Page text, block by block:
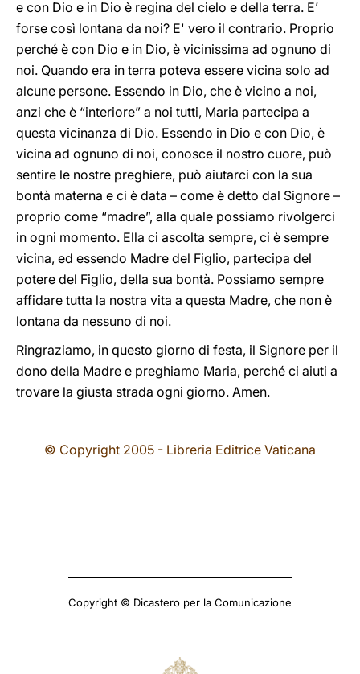
e con Dio e in Dio è regina del cielo e della terra. E’
forse così lontana da noi? E' vero il contrario. Proprio
perché è con Dio e in Dio, è vicinissima ad ognuno di
noi. Quando era in terra poteva essere vicina solo ad
alcune persone. Essendo in Dio, che è vicino a noi,
anzi che è “interiore” a noi tutti, Maria partecipa a
questa vicinanza di Dio. Essendo in Dio e con Dio, è
vicina ad ognuno di noi, conosce il nostro cuore, può
sentire le nostre preghiere, può aiutarci con la sua
bontà materna e ci è data – come è detto dal Signore –
proprio come “madre”, alla quale possiamo rivolgerci
in ogni momento. Ella ci ascolta sempre, ci è sempre
vicina, ed essendo Madre del Figlio, partecipa del
potere del Figlio, della sua bontà. Possiamo sempre
affidare tutta la nostra vita a questa Madre, che non è
lontana da nessuno di noi.
Ringraziamo, in questo giorno di festa, il Signore per il
dono della Madre e preghiamo Maria, perché ci aiuti a
trovare la giusta strada ogni giorno. Amen.
© Copyright 2005 - Libreria Editrice Vaticana
Copyright © Dicastero per la Comunicazione